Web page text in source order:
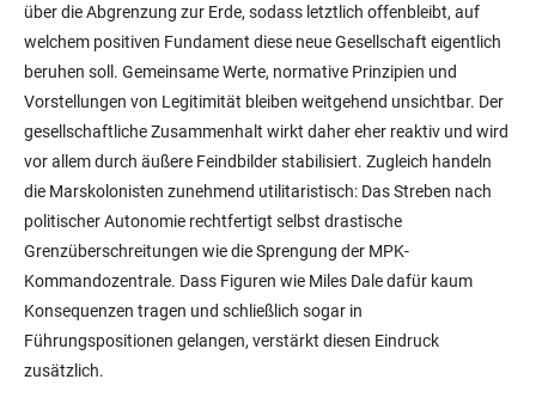
über die Abgrenzung zur Erde, sodass letztlich offenbleibt, auf
welchem positiven Fundament diese neue Gesellschaft eigentlich
beruhen soll. Gemeinsame Werte, normative Prinzipien und
Vorstellungen von Legitimität bleiben weitgehend unsichtbar. Der
gesellschaftliche Zusammenhalt wirkt daher eher reaktiv und wird
vor allem durch äußere Feindbilder stabilisiert. Zugleich handeln
die Marskolonisten zunehmend utilitaristisch: Das Streben nach
politischer Autonomie rechtfertigt selbst drastische
Grenzüberschreitungen wie die Sprengung der MPK-
Kommandozentrale. Dass Figuren wie Miles Dale dafür kaum
Konsequenzen tragen und schließlich sogar in
Führungspositionen gelangen, verstärkt diesen Eindruck
zusätzlich.